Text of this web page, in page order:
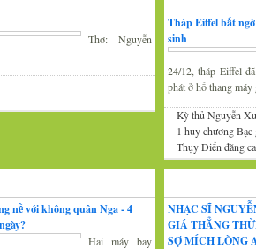
Thơ: Nguyễn
Tháp Eiffel bất
sinh
24/12, tháp Eiffel
phát ở hố thang máy
Kỳ thủ Nguyễn
1 huy chương
Thụy Điển đăng
nề với không quân Nga - 4
Hai máy bay
NHẠC SĨ
GIÁ THẲNG
SỢ MÍCH LÒNG